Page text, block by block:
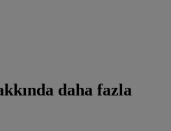
daha fazla